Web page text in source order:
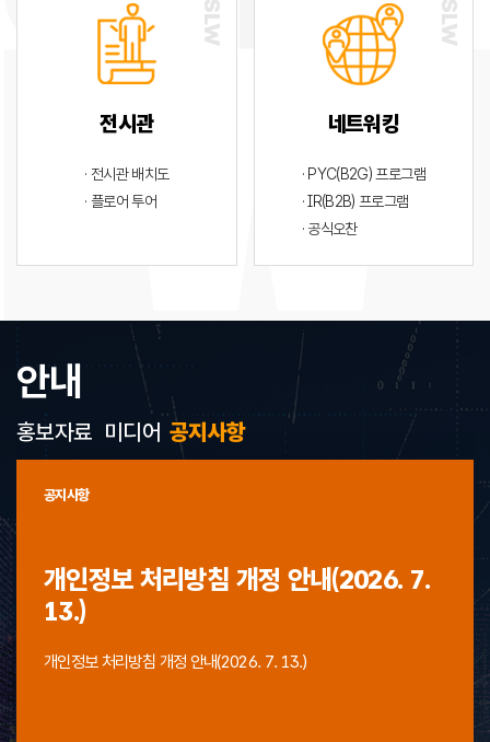
전시관
· 전시관 배치도
· 플로어 투어
네트워킹
· PYC(B2G) 프로그램
· IR(B2B) 프로그램
· 공식오찬
안내
공지사항
공지사항
개인정보 처리방침 개정 안내(2026. 7.
13.)
개인정보 처리방침 개정 안내(2026. 7. 13.)
홍보자료 미디어